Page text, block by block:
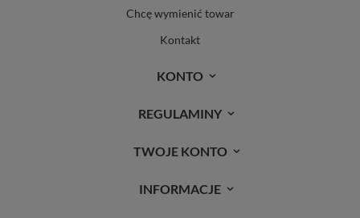
Chcę wymienić towar
Kontakt
KONTO
REGULAMINY
TWOJE KONTO
INFORMACJE